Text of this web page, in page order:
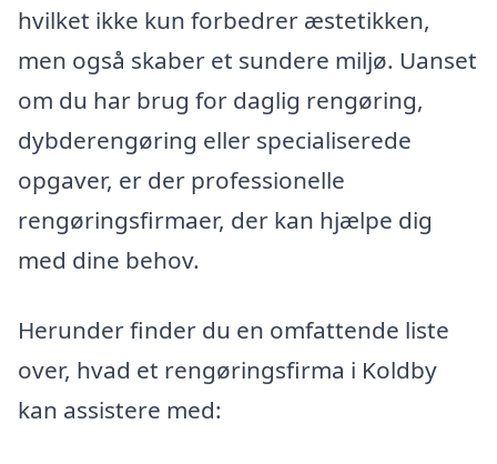
hvilket ikke kun forbedrer æstetikken,
men også skaber et sundere miljø. Uanset
om du har brug for daglig rengøring,
dybderengøring eller specialiserede
opgaver, er der professionelle
rengøringsfirmaer, der kan hjælpe dig
med dine behov.
Herunder finder du en omfattende liste
over, hvad et rengøringsfirma i Koldby
kan assistere med: